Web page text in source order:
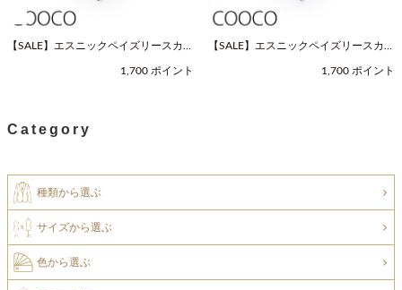
【SALE】エスニックペイズリースカー
1,700 ポイント
【SALE】エスニックペイズリースカー
1,700 ポイント
Category
種類から選ぶ
サイズから選ぶ
色から選ぶ